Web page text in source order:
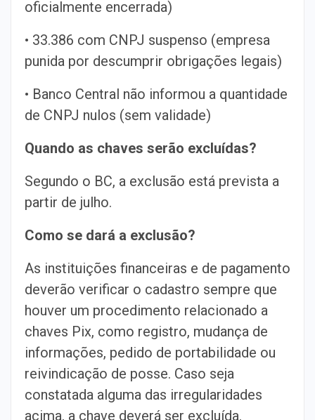
oficialmente encerrada)
• 33.386 com CNPJ suspenso (empresa
punida por descumprir obrigações legais)
• Banco Central não informou a quantidade
de CNPJ nulos (sem validade)
Quando as chaves serão excluídas?
Segundo o BC, a exclusão está prevista a
partir de julho.
Como se dará a exclusão?
As instituições financeiras e de pagamento
deverão verificar o cadastro sempre que
houver um procedimento relacionado a
chaves Pix, como registro, mudança de
informações, pedido de portabilidade ou
reivindicação de posse. Caso seja
constatada alguma das irregularidades
acima, a chave deverá ser excluída.